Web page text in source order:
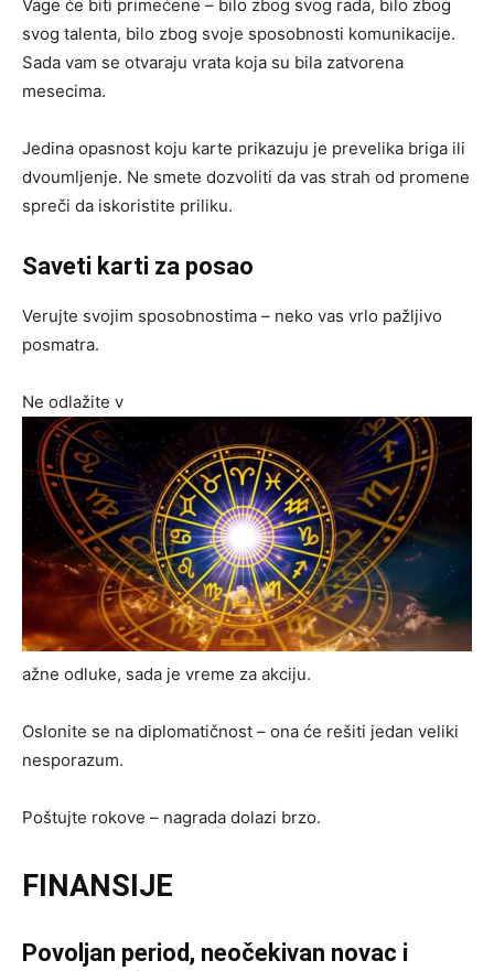
Vage će biti primećene – bilo zbog svog rada, bilo zbog
svog talenta, bilo zbog svoje sposobnosti komunikacije.
Sada vam se otvaraju vrata koja su bila zatvorena
mesecima.
Jedina opasnost koju karte prikazuju je prevelika briga ili
dvoumljenje. Ne smete dozvoliti da vas strah od promene
spreči da iskoristite priliku.
Saveti karti za posao
Verujte svojim sposobnostima – neko vas vrlo pažljivo
posmatra.
Ne odlažite v
ažne odluke, sada je vreme za akciju.
Oslonite se na diplomatičnost – ona će rešiti jedan veliki
nesporazum.
Poštujte rokove – nagrada dolazi brzo.
FINANSIJE
Povoljan period, neočekivan novac i